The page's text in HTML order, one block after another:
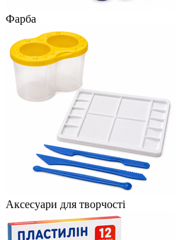
Фарба
Аксесуари для творчості